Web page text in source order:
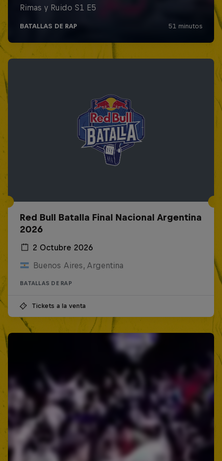
Red Bull Batalla Final Nacional Argentina
2026
2 Octubre 2026
Buenos Aires, Argentina
BATALLAS DE RAP
Tickets a la venta